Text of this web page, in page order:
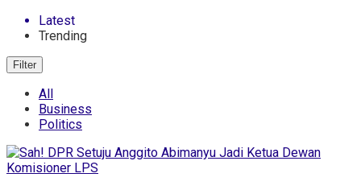
Latest
Trending
Filter
All
Business
Politics